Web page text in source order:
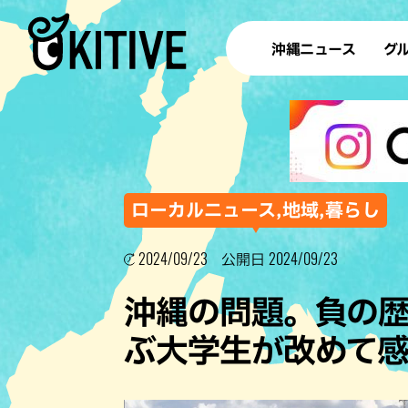
沖縄ニュース グ
ラ
テイ
すし
ステー
その他
ローカルニュース,地域,暮らし
2024/09/23 公開日 2024/09/23
沖縄の問題。負の
ぶ大学生が改めて